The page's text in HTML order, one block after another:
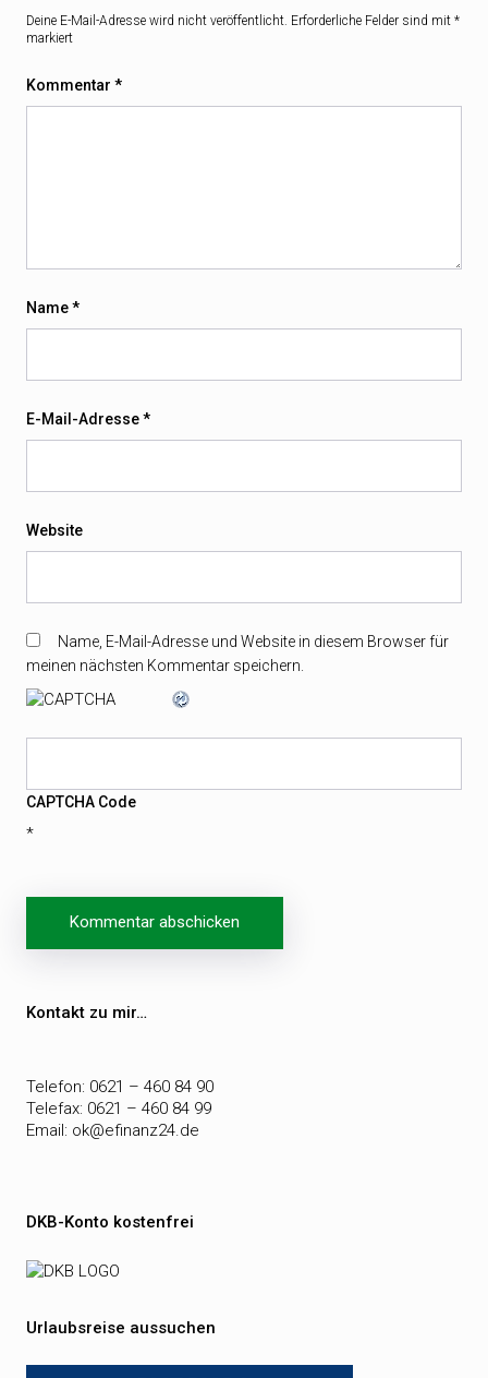
Deine E-Mail-Adresse wird nicht veröffentlicht. Erforderliche Felder sind mit *
markiert
Kommentar *
Name*
E-Mail-Adresse*
Website
Name, E-Mail-Adresse und Website in diesem Browser für
meinen nächsten Kommentar speichern.
CAPTCHA Code
*
Beitragsnavigation
Kontakt zu mir…
Telefon: 0621 – 460 84 90
Telefax: 0621 – 460 84 99
Email: ok@efinanz24.de
DKB-Konto kostenfrei
Urlaubsreise aussuchen